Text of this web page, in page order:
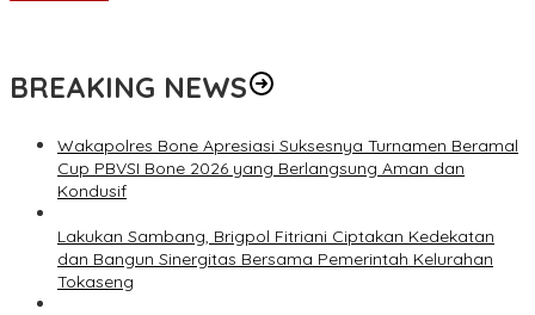
BREAKING NEWS
Wakapolres Bone Apresiasi Suksesnya Turnamen Beramal
Cup PBVSI Bone 2026 yang Berlangsung Aman dan
Kondusif
Lakukan Sambang, Brigpol Fitriani Ciptakan Kedekatan
dan Bangun Sinergitas Bersama Pemerintah Kelurahan
Tokaseng